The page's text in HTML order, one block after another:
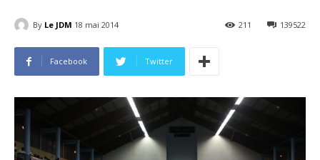
By Le JDM 18 mai 2014 139522
211
Facebook Twitter